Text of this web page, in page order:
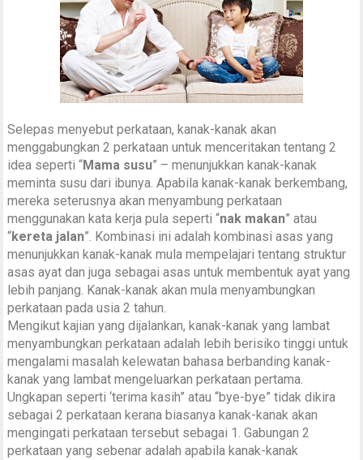
Selepas menyebut perkataan, kanak-kanak akan
menggabungkan 2 perkataan untuk menceritakan tentang 2
idea seperti “Mama susu” – menunjukkan kanak-kanak
meminta susu dari ibunya. Apabila kanak-kanak berkembang,
mereka seterusnya akan menyambung perkataan
menggunakan kata kerja pula seperti “nak makan” atau
“kereta jalan”. Kombinasi ini adalah kombinasi asas yang
menunjukkan kanak-kanak mula mempelajari tentang struktur
asas ayat dan juga sebagai asas untuk membentuk ayat yang
lebih panjang. Kanak-kanak akan mula menyambungkan
perkataan pada usia 2 tahun.
Mengikut kajian yang dijalankan, kanak-kanak yang lambat
menyambungkan perkataan adalah lebih berisiko tinggi untuk
mengalami masalah kelewatan bahasa berbanding kanak-
kanak yang lambat mengeluarkan perkataan pertama.
Ungkapan seperti ‘terima kasih” atau “bye-bye” tidak dikira
sebagai 2 perkataan kerana biasanya kanak-kanak akan
mengingati perkataan tersebut sebagai 1. Gabungan 2
perkataan yang sebenar adalah apabila kanak-kanak